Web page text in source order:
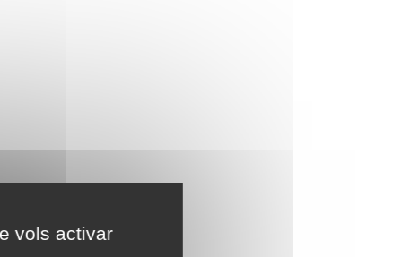
vols activar